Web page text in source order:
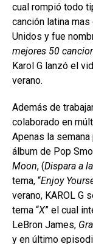
cual rompió todo
canción latina
Unidos y fue
mejores 50
Karol G lanzó el
verano.
Además de
colaborado en
Apenas la semana
álbum de Pop
Moon, (Dispara a
tema, “Enjoy
verano, KAROL G
tema “X” el cual
LeBron James,
y en último